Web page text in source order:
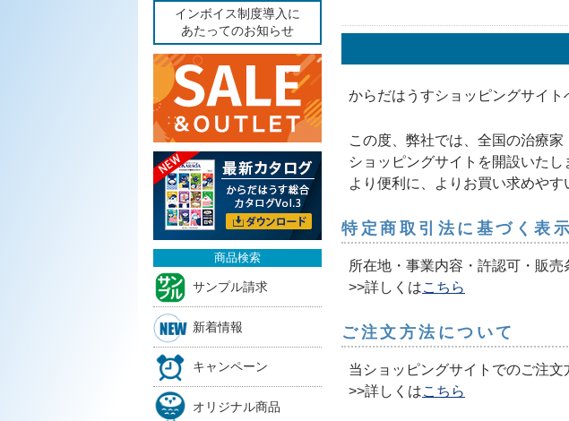
インボイス制度導入に
あたってのお知らせ
商品検索
サンプル請求
新着情報
キャンペーン
オリジナル商品
からだはうすショッピングサイト
この度、弊社では、全国の治療家
ショッピングサイトを開設いたし
より便利に、よりお買い求めや
特定商取引法に基づく表示
所在地・事業内容・許認可・販売
>>詳しくはこちら
ご注文方法について
当ショッピングサイトでのご注文
>>詳しくはこちら